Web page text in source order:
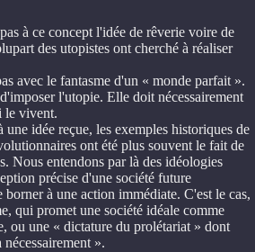
à ce concept l'idée de rêverie voire de
des utopistes ont cherché à réaliser
avec le fantasme d'un « monde parfait ».
l'utopie. Elle doit nécessairement
le vivent.
idée reçue, les exemples historiques de
ont été plus souvent le fait de
Nous entendons par là des idéologies
précise d'une société future
borner à une action immédiate. C'est le cas,
qui promet une société idéale comme
ou une « dictature du prolétariat » dont
».